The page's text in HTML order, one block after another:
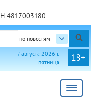
4817003180
по новостям
18+
7 августа 2026 г.
пятница
Toggle